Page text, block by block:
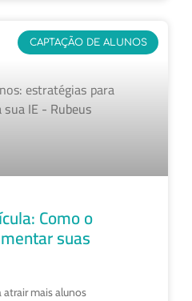
CAPTAÇÃO DE ALUNOS
Como o
suas
atrair mais alunos